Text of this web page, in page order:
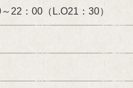
22：00（L.O21：30）